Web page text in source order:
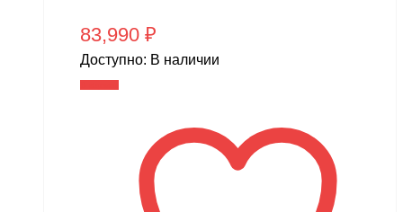
83,990 ₽
Доступно: В наличии